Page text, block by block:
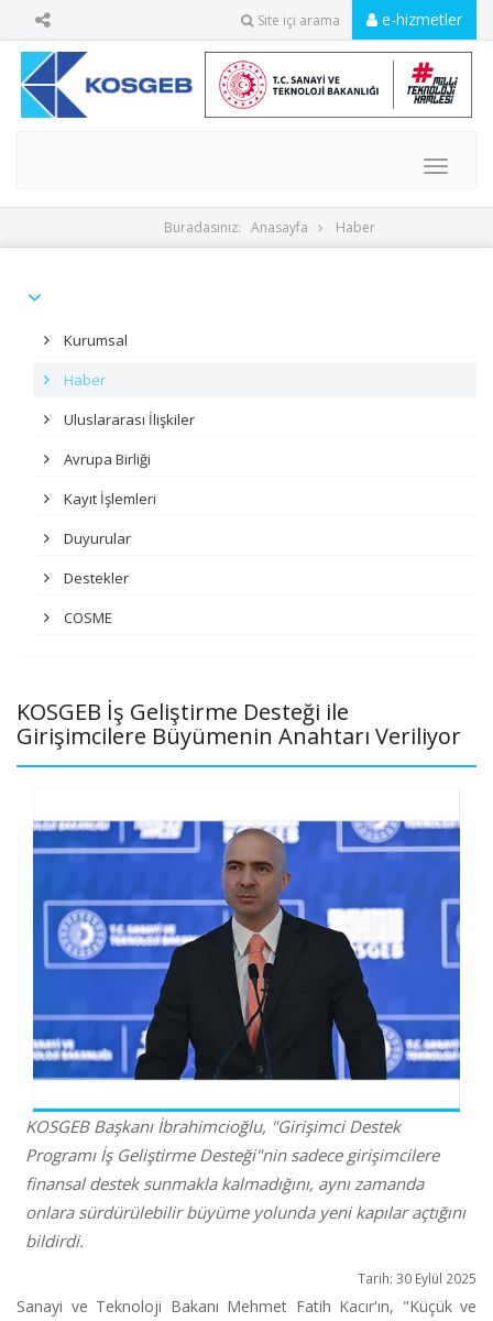
Site içi arama e-hizmetler
MENU
Buradasınız: Anasayfa Haber
Kurumsal
Haber
Uluslararası İlişkiler
Avrupa Birliği
Kayıt İşlemleri
Duyurular
Destekler
COSME
KOSGEB İş Geliştirme Desteği ile
Girişimcilere Büyümenin Anahtarı Veriliyor
KOSGEB Başkanı İbrahimcioğlu, "Girişimci Destek
Programı İş Geliştirme Desteği"nin sadece girişimcilere
finansal destek sunmakla kalmadığını, aynı zamanda
onlara sürdürülebilir büyüme yolunda yeni kapılar açtığını
bildirdi.
Tarih: 30 Eylül 2025
Sanayi ve Teknoloji Bakanı Mehmet Fatih Kacır'ın, "Küçük ve